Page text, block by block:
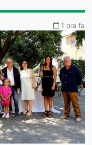
1 ora fa